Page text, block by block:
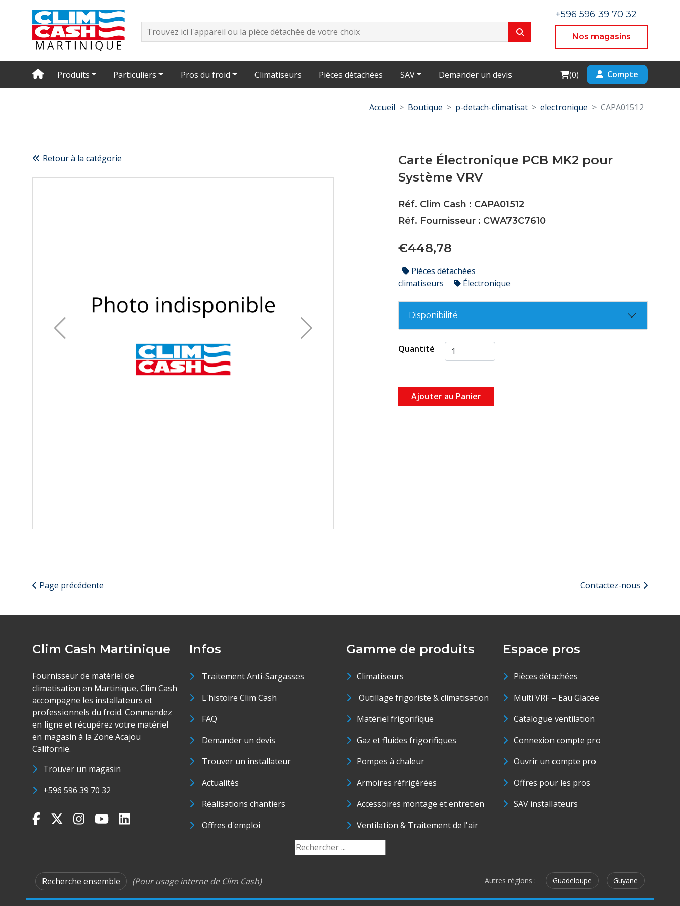
+596 596 39 70 32
Nos magasins
Produits Particuliers Pros du froid Climatiseurs Pièces détachées SAV Demander un devis Cart
(0) Compte
Accueil Boutique p-detach-climatisat electronique CAPA01512
Retour à la catégorie
Carte Électronique PCB MK2 pour
Système VRV
Réf. Clim Cash : CAPA01512
Réf. Fournisseur : CWA73C7610
€448,78
Pièces détachées
climatiseurs
Électronique
Disponibilité
Quantité
Ajouter au Panier
Page précédente Contactez-nous
Clim Cash Martinique
Fournisseur de matériel de
climatisation en Martinique, Clim Cash
accompagne les installateurs et
professionnels du froid. Commandez
en ligne et récupérez votre matériel
en magasin à la Zone Acajou
Californie.
Trouver un magasin
+596 596 39 70 32
Infos
Traitement Anti-Sargasses
L'histoire Clim Cash
FAQ
Demander un devis
Trouver un installateur
Actualités
Réalisations chantiers
Offres d'emploi
Gamme de produits
Climatiseurs
Outillage frigoriste & climatisation
Matériel frigorifique
Gaz et fluides frigorifiques
Pompes à chaleur
Armoires réfrigérées
Accessoires montage et entretien
Ventilation & Traitement de l'air
Espace pros
Pièces détachées
Multi VRF – Eau Glacée
Catalogue ventilation
Connexion compte pro
Ouvrir un compte pro
Offres pour les pros
SAV installateurs
Recherche ensemble (Pour usage interne de Clim Cash) Autres régions : Guadeloupe Guyane